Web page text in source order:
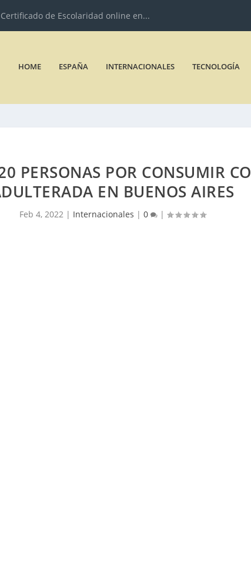
de Escolaridad online en...
HOME ESPAÑA INTERNACIONALES TECNOLOGÍA
PERSONAS POR CONSUMIR
EN BUENOS AIRES
Feb 4, 2022 | Internacionales |0 |